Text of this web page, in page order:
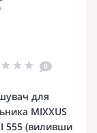
0
для
MIXXUS
555 (виливши